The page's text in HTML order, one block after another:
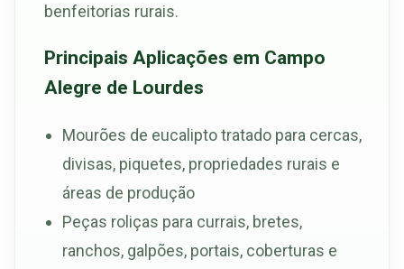
benfeitorias rurais.
Principais Aplicações em Campo
Alegre de Lourdes
Mourões de eucalipto tratado para cercas,
divisas, piquetes, propriedades rurais e
áreas de produção
Peças roliças para currais, bretes,
ranchos, galpões, portais, coberturas e